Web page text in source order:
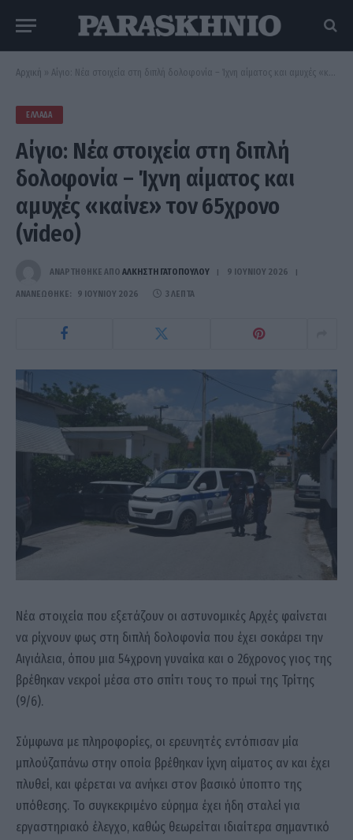
Αρχική » Αίγιο: Νέα στοιχεία στη διπλή δολοφονία – Ίχνη αίματος και αμυχές «καίνε» τον 65χρονο (video)
ΕΛΛΆΔΑ
Αίγιο: Νέα στοιχεία στη διπλή
δολοφονία – Ίχνη αίματος και
αμυχές «καίνε» τον 65χρονο
(video)
ΑΝΑΡΤΗΘΗΚΕ ΑΠΟ ΆΛΚΗΣΤΗ ΓΑΤΟΠΟΎΛΟΥ 9 ΙΟΥΝΊΟΥ 2026
ΑΝΑΝΕΏΘΗΚΕ: 9 ΙΟΥΝΊΟΥ 2026 3 ΛΕΠΤΆ
Νέα στοιχεία που εξετάζουν οι αστυνομικές Αρχές φαίνεται
να ρίχνουν φως στη διπλή δολοφονία που έχει σοκάρει την
Αιγιάλεια, όπου μια 54χρονη γυναίκα και ο 26χρονος γιος της
βρέθηκαν νεκροί μέσα στο σπίτι τους το πρωί της Τρίτης
(9/6).
Σύμφωνα με πληροφορίες, οι ερευνητές εντόπισαν μία
μπλούζαπάνω στην οποία βρέθηκαν ίχνη αίματος αν και έχει
πλυθεί, και φέρεται να ανήκει στον βασικό ύποπτο της
υπόθεσης. Το συγκεκριμένο εύρημα έχει ήδη σταλεί για
εργαστηριακό έλεγχο, καθώς θεωρείται ιδιαίτερα σημαντικό